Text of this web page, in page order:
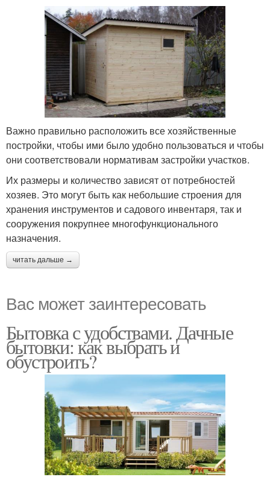
Важно правильно расположить все хозяйственные
постройки, чтобы ими было удобно пользоваться и чтобы
они соответствовали нормативам застройки участков.
Их размеры и количество зависят от потребностей
хозяев. Это могут быть как небольшие строения для
хранения инструментов и садового инвентаря, так и
сооружения покрупнее многофункционального
назначения.
читать дальше →
Вас может заинтересовать
Бытовка с удобствами. Дачные
бытовки: как выбрать и
обустроить?